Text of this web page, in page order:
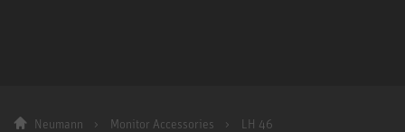
Neumann Monitor Accessories LH 46